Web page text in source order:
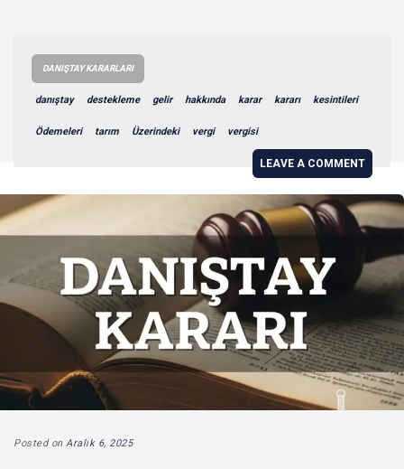
DANIŞTAY KARARLARI
danıştay destekleme gelir hakkında karar kararı kesintileri
Ödemeleri tarım Üzerindeki vergi vergisi
LEAVE A COMMENT
Posted on Aralık 6, 2025